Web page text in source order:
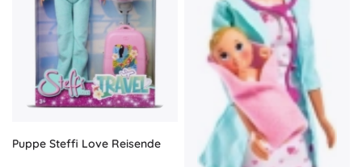
Puppe Steffi Love Reisende